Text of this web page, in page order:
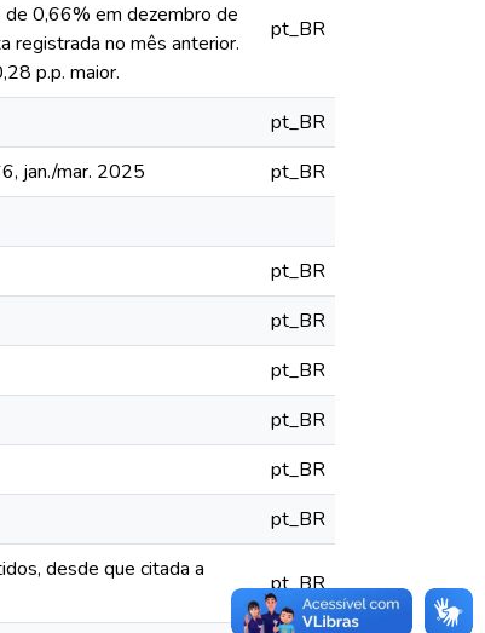
de 0,66% em dezembro de
registrada no mês anterior.
p.p. maior.
pt_BR
pt_BR
jan./mar. 2025
pt_BR
pt_BR
pt_BR
pt_BR
pt_BR
pt_BR
pt_BR
desde que citada a
pt_BR